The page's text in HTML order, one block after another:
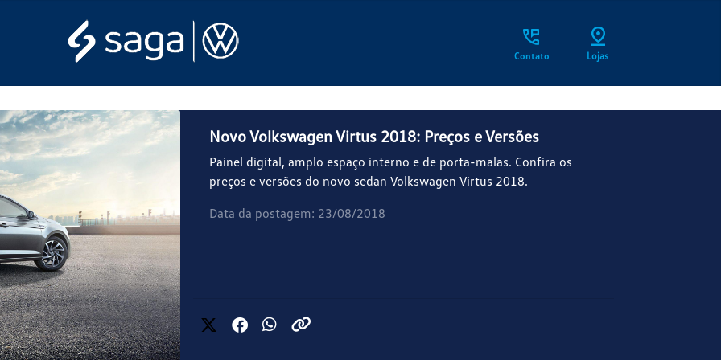
Contato Lojas
Novo Volkswagen Virtus 2018: Preços e Versões
Painel digital, amplo espaço interno e de porta-malas. Confira os
preços e versões do novo sedan Volkswagen Virtus 2018.
Data da postagem: 23/08/2018